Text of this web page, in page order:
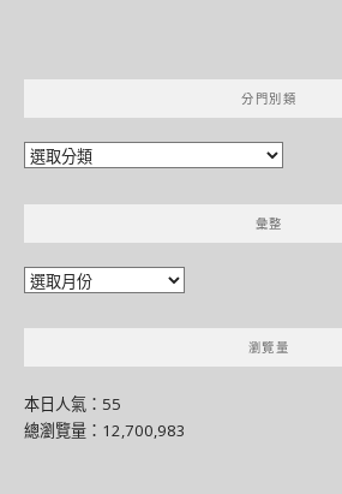
分門別類
分
別
彙整
彙
瀏覽量
本日人氣：55
總瀏覽量：12,700,983